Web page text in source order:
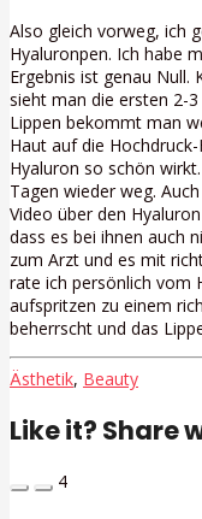
Also gleich vorweg, ich
Hyaluronpen. Ich habe
Ergebnis ist genau Null.
sieht man die ersten 2-
Lippen bekommt man
Haut auf die
Hyaluron so schön
Tagen wieder weg.
Video über den
dass es bei ihnen auch
zum Arzt und es mit
rate ich persönlich vom
aufspritzen zu einem
beherrscht und das
Ästhetik, Beauty
Like it? Share
4